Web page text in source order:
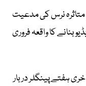
نرس کی مدعیت
بنانے کا واقعہ فروری
ہفتے پینگلر دربار